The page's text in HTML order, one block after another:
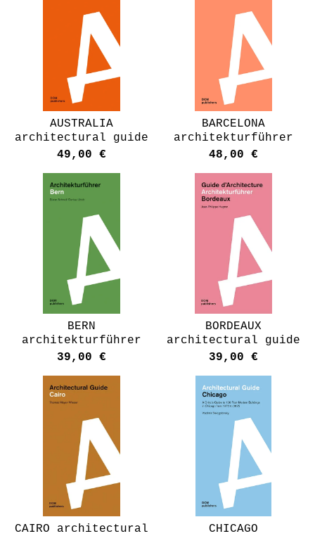
AUSTRALIA
architectural guide
49,00 €
BARCELONA
architekturführer
48,00 €
BERN
architekturführer
39,00 €
BORDEAUX
architectural guide
39,00 €
CAIRO architectural
CHICAGO